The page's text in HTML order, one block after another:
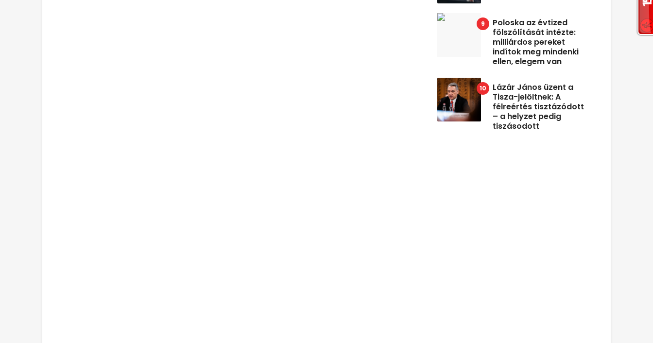
Poloska az évtized
fölszólítását intézte:
milliárdos pereket
indítok meg mindenki
ellen, elegem van
Lázár János üzent a
Tisza-jelöltnek: A
félreértés tisztázódott
– a helyzet pedig
tiszásodott